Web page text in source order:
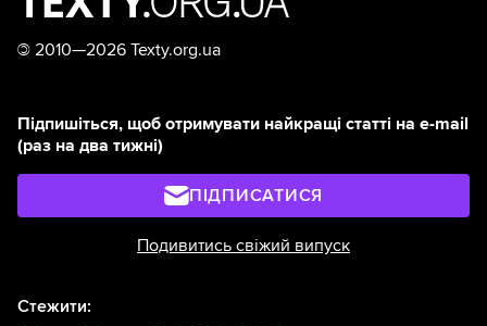
© 2010—2026 Texty.org.ua
Підпишіться, щоб отримувати найкращі статті на e-mail
(раз на два тижні)
ПІДПИСАТИСЯ
Подивитись свіжий випуск
Стежити: